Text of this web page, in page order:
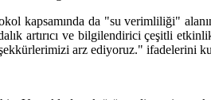
kapsamında da "su verimliliği"
artırıcı ve bilgilendirici çeşitli
arz ediyoruz." ifadelerini